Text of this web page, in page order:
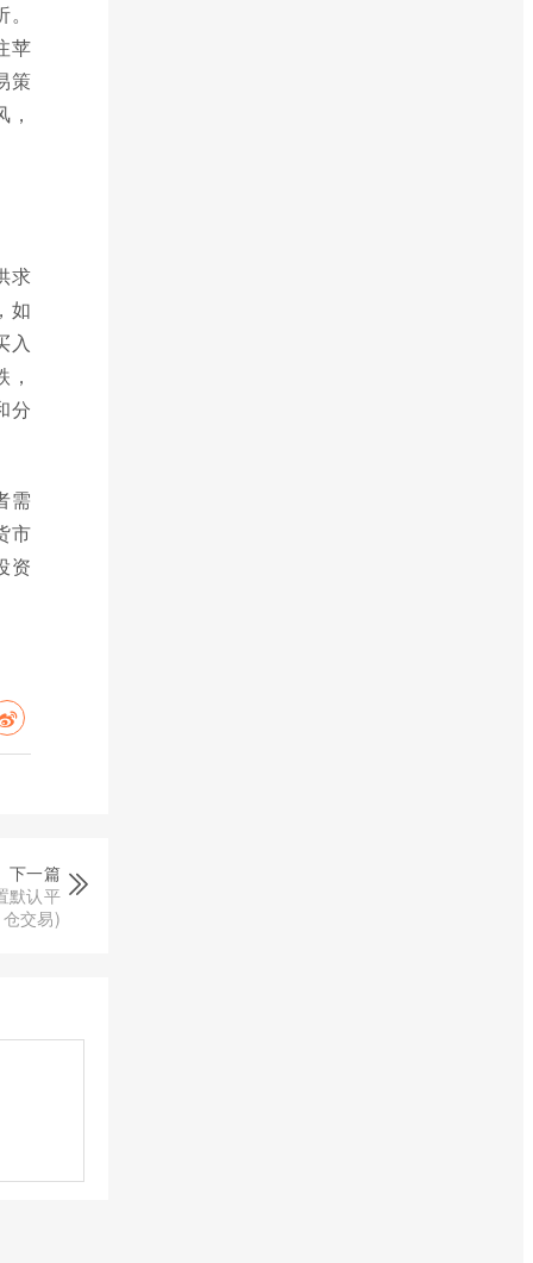
苹
策
求
如
入
分
需
市
资
下一篇
默认平
仓交易)